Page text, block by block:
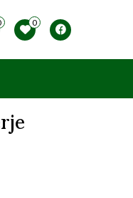
0
Facebook